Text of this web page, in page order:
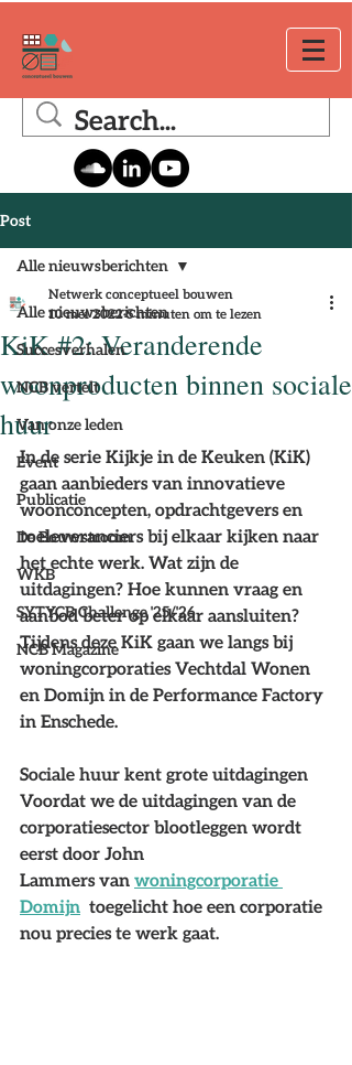
Post
Alle nieuwsberichten
Succesverhalen
NCB vertelt
Van onze leden
Event
Publicatie
De Bouwstroom
WKB
SYTYCB Challenge '25/'26
NCB Magazine
Alle nieuwsberichten
KiK #2: Veranderende
woonproducten binnen sociale
huur
Netwerk conceptueel bouwen
10 mei 2022 5 minuten om te lezen
In de serie Kijkje in de Keuken (KiK)
gaan aanbieders van innovatieve
woonconcepten, opdrachtgevers en
toeleveranciers bij elkaar kijken naar
het echte werk. Wat zijn de
uitdagingen? Hoe kunnen vraag en
aanbod beter op elkaar aansluiten?
Tijdens deze KiK gaan we langs bij
woningcorporaties Vechtdal Wonen
en Domijn in de Performance Factory
in Enschede.
Sociale huur kent grote uitdagingen
Voordat we de uitdagingen van de
corporatiesector blootleggen wordt
eerst door John
Lammers van woningcorporatie
Domijn
  toegelicht hoe een corporatie
nou precies te werk gaat.